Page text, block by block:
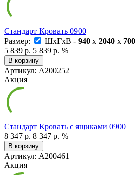
Стандарт Кровать 0900
Размер:
ШxГxВ - 940 x 2040 x 700
5 839 р. 5 839 р. %
В корзину
Артикул: А200252
Акция
Стандарт Кровать с ящиками 0900
8 347 р. 8 347 р. %
В корзину
Артикул: А200461
Акция